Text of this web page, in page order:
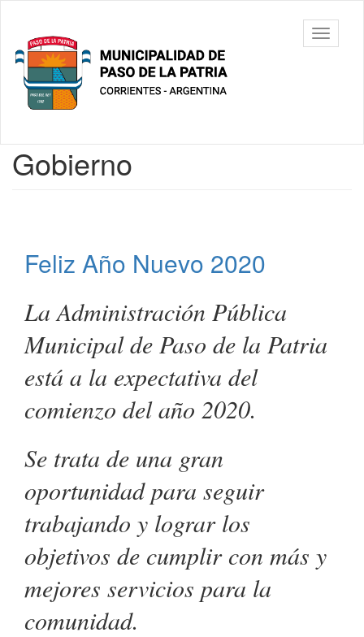
contenido
principal
Municipalidad
de Paso De
La Patria
barra
Contenido
Gobierno
Feliz Año Nuevo 2020
La Administración Pública
Municipal de Paso de la Patria
está a la expectativa del
comienzo del año 2020.
Se trata de una gran
oportunidad para seguir
trabajando y lograr los
objetivos de cumplir con más y
mejores servicios para la
comunidad.